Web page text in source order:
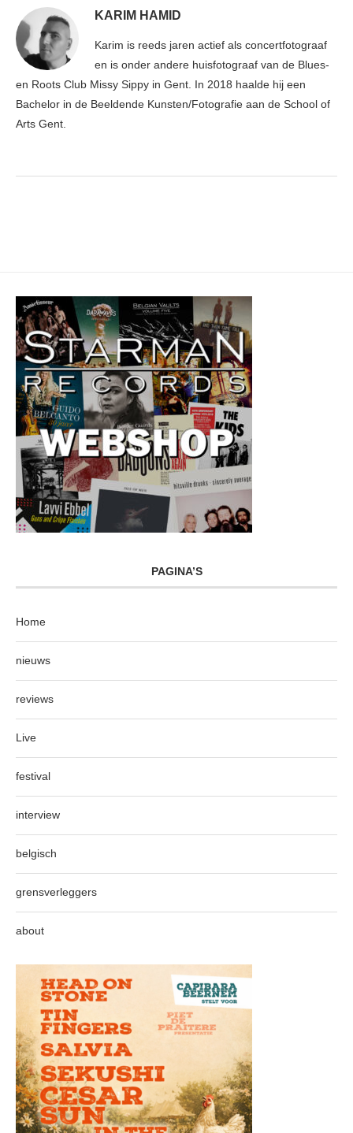
KARIM HAMID
Karim is reeds jaren actief als concertfotograaf
en is onder andere huisfotograaf van de Blues-
en Roots Club Missy Sippy in Gent. In 2018 haalde hij een
Bachelor in de Beeldende Kunsten/Fotografie aan de School of
Arts Gent.
PAGINA’S
Home
nieuws
reviews
Live
festival
interview
belgisch
grensverleggers
about